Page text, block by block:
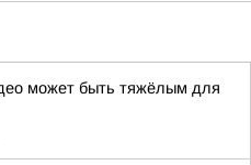
может быть тяжёлым для